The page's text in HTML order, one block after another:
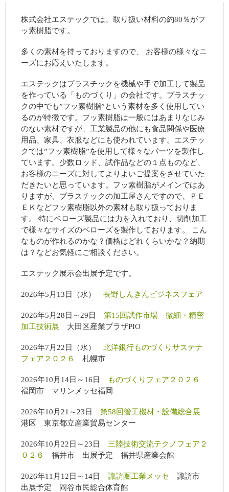
株式会社エステックでは、取り扱い材料の約80％がフ
ッ素樹脂です。
多くの素材を持っておりますので、 お客様の様々なニ
ーズにお応えいたします。
エステックはプラスチックを機械や手で加工して製品
を作っている「ものづくり」の会社です。プラスチッ
クの中でも”フッ素樹脂”という素材を多く使用してい
るのが特徴です。フッ素樹脂は一般にはあまりなじみ
のない素材ですが、工業製品の他にも食品関係や医療
用品、家具、衣服などにも使われています。エステッ
クでは”フッ素樹脂”を使用して様々なパーツを製作し
ています。少数ロッド、試作品などの１点ものなど、
お客様のニーズに対してよりよいご提案をさせていた
だきたいと思っています。フッ素樹脂がメインではあ
りますが、プラスチックの加工屋さんですので、ＰＥ
ＥＫなどフッ素樹脂以外の素材も取り扱っておりま
す。 特にベローズ製品には力を入れており、切削加工
で様々なサイズのベローズを製作しております。 こん
なものが作れるのかな？価格はどれくらいかな？納期
は？などお気軽にご相談ください。
エステック展示会出展予定です。
2026年5月13日（水） 長野しんきんビジネスフェア
2026年5月28日～29日 第15回試作市場 微細・精密
加工技術展 大田区産業プラザPIO
2026年7月22日（水） 北洋銀行ものづくりサステナ
フェア２０２６
札幌市
2026年10月14日～16日
ものづくりフェア２０２６
福岡市 マリンメッセ福岡
2026年10月21～23日 第58回管工機材・設備総合展
港区 東京都立産業貿易センター
2026年10月22日～23日 三陸技術交流テクノフェア２
０２６
福井市 出展予定 福井県産業会館
2026年11月12日～14日 諏訪圏工業メッセ 諏訪市
出展予定 岡谷市民総合体育館